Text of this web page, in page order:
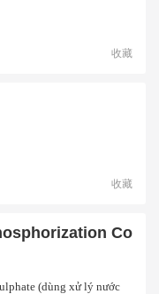
收藏
收藏
Co
(dùng xử lý nước